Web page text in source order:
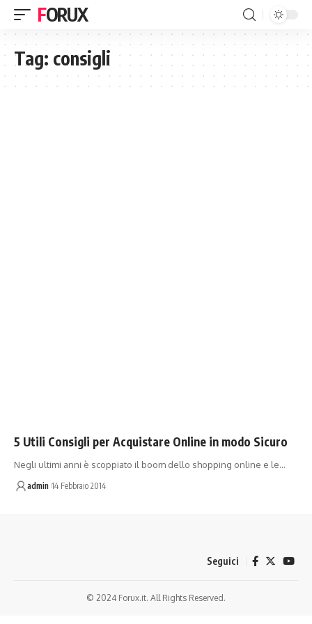
FORUX
Tag: consigli
5 Utili Consigli per Acquistare Online in modo Sicuro
Negli ultimi anni è scoppiato il boom dello shopping online e le…
admin 14 Febbraio 2014
Seguici
© 2024 Forux.it. All Rights Reserved.